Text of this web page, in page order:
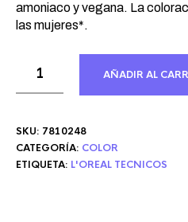
amoniaco y vegana. La
las mujeres*.
AÑADIR AL
SKU: 7810248
CATEGORÍA: COLOR
ETIQUETA: L'OREAL TECNICOS